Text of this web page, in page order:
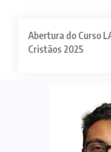
Abertura do Curso
Cristãos 2025